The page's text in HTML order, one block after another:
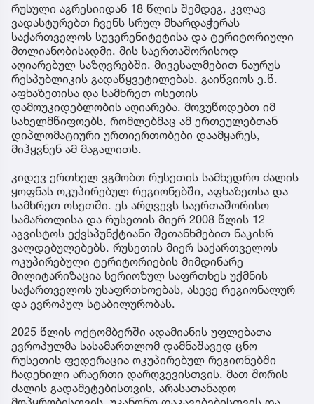
რუსული აგრესიიდან 18 წლის შემდეგ, კვლავ
ვადასტურებთ ჩვენს სრულ მხარდაჭერას
საქართველოს სუვერენიტეტისა და ტერიტორიული
მთლიანობისადმი, მის საერთაშორისოდ
აღიარებულ საზღვრებში. მივესალმებით ნაურუს
რესპუბლიკის გადაწყვეტილებას, გაიწვიოს ე.წ.
აფხაზეთისა და სამხრეთ ოსეთის
დამოუკიდებლობის აღიარება. მოვუწოდებთ იმ
სახელმწიფოებს, რომლებმაც ამ ერთეულებთან
დიპლომატიური ურთიერთობები დაამყარეს,
მიჰყვნენ ამ მაგალითს.
კიდევ ერთხელ ვგმობთ რუსეთის სამხედრო ძალის
ყოფნას ოკუპირებულ რეგიონებში, აფხაზეთსა და
სამხრეთ ოსეთში. ეს არღვევს საერთაშორისო
სამართლისა და რუსეთის მიერ 2008 წლის 12
აგვისტოს ექვსპუნქტიანი შეთანხმებით ნაკისრ
ვალდებულებებს. რუსეთის მიერ საქართველოს
ოკუპირებული ტერიტორიების მიმდინარე
მილიტარიზაცია სერიოზულ საფრთხეს უქმნის
საქართველოს უსაფრთხოებას, ასევე რეგიონალურ
და ევროპულ სტაბილურობას.
2025 წლის ოქტომბერში ადამიანის უფლებათა
ევროპულმა სასამართლომ დამნაშავედ ცნო
რუსეთის ფედერაცია ოკუპირებულ რეგიონებში
ჩადენილი არაერთი დარღვევისთვის, მათ შორის
ძალის გადამეტებისთვის, არასათანადო